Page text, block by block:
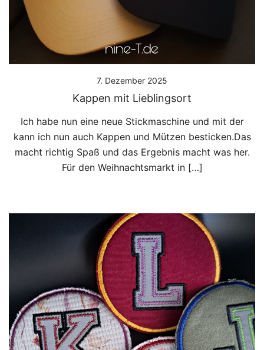
7. Dezember 2025
Kappen mit Lieblingsort
Ich habe nun eine neue Stickmaschine und mit der
kann ich nun auch Kappen und Mützen besticken.Das
macht richtig Spaß und das Ergebnis macht was her.
Für den Weihnachtsmarkt in […]